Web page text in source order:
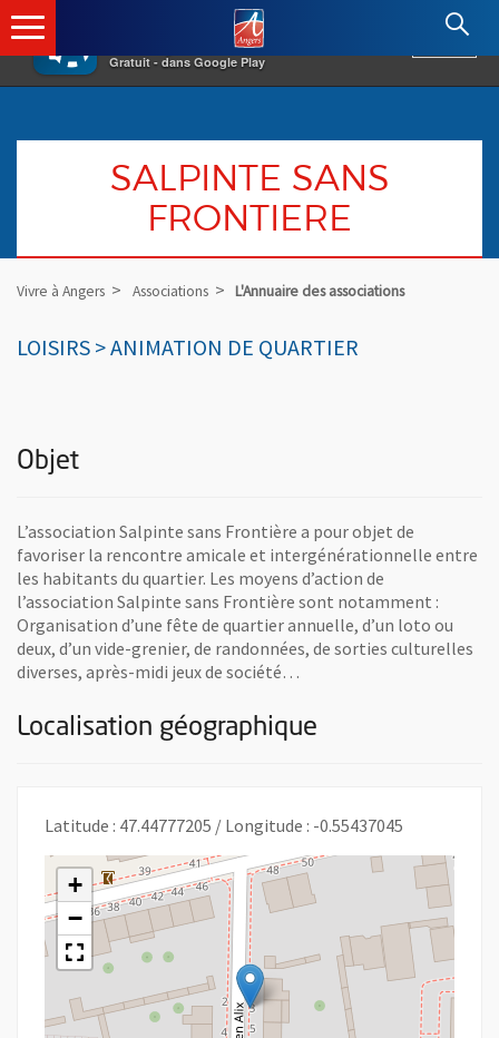
×
Gratuit - dans Google Play
Angers.fr : Retour à l'accueil
SALPINTE SANS
FRONTIERE
Vivre à Angers Associations L'Annuaire des associations
LOISIRS > ANIMATION DE QUARTIER
Objet
L’association Salpinte sans Frontière a pour objet de
favoriser la rencontre amicale et intergénérationnelle entre
les habitants du quartier. Les moyens d’action de
l’association Salpinte sans Frontière sont notamment :
Organisation d’une fête de quartier annuelle, d’un loto ou
deux, d’un vide-grenier, de randonnées, de sorties culturelles
diverses, après-midi jeux de société…
Localisation géographique
Latitude : 47.44777205 / Longitude : -0.55437045
+
−